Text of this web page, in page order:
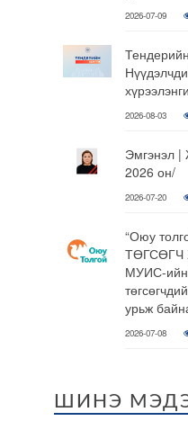
2026-07-09
2026-08-03
Эмгэнэл
2026 он/
2026-07-20
“Оюу
ТӨГСӨГЧ
МУИС-ийн
урьж
2026-07-08
ШИНЭ